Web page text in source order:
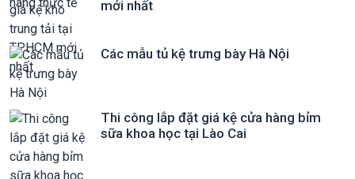
mới nhất
Các mẫu tủ kệ trưng bày Hà Nội
Thi công lắp đặt giá kệ cửa hàng bỉm
sữa khoa học tại Lào Cai